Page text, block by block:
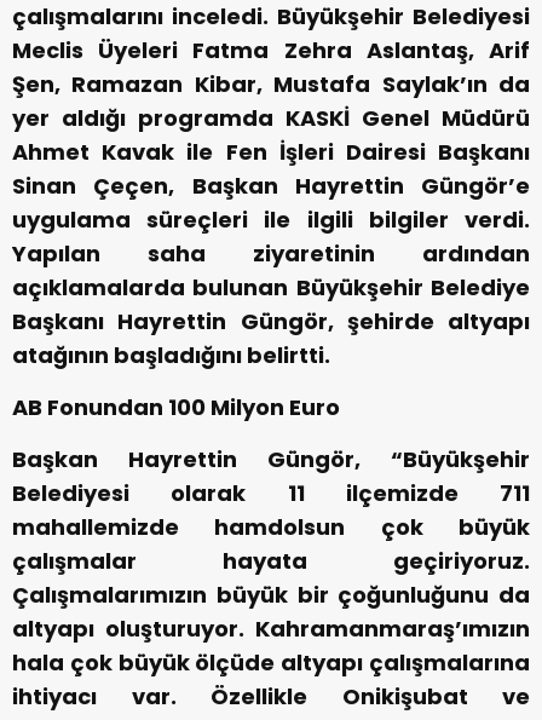
çalışmalarını inceledi. Büyükşehir Belediyesi
Meclis Üyeleri Fatma Zehra Aslantaş, Arif
Şen, Ramazan Kibar, Mustafa Saylak’ın da
yer aldığı programda KASKİ Genel Müdürü
Ahmet Kavak ile Fen İşleri Dairesi Başkanı
Sinan Çeçen, Başkan Hayrettin Güngör’e
uygulama süreçleri ile ilgili bilgiler verdi.
Yapılan saha ziyaretinin ardından
açıklamalarda bulunan Büyükşehir Belediye
Başkanı Hayrettin Güngör, şehirde altyapı
atağının başladığını belirtti.
AB Fonundan 100 Milyon Euro
Başkan Hayrettin Güngör, “Büyükşehir
Belediyesi olarak 11 ilçemizde 711
mahallemizde hamdolsun çok büyük
çalışmalar hayata geçiriyoruz.
Çalışmalarımızın büyük bir çoğunluğunu da
altyapı oluşturuyor. Kahramanmaraş’ımızın
hala çok büyük ölçüde altyapı çalışmalarına
ihtiyacı var. Özellikle Onikişubat ve